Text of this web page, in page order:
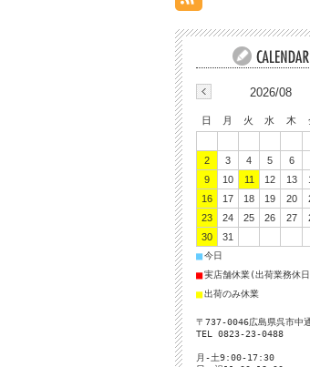
2026/08
日 月 火 水 木
2
3 4 5 6
9
10 11 12 13
16
17 18 19 20
23
24 25 26 27
30
31
■今日
■実店舗休業(出荷業務休
■出荷のみ休業
〒737-0046広島県呉市中
TEL 0823-23-0488
月-土9:00-17:30